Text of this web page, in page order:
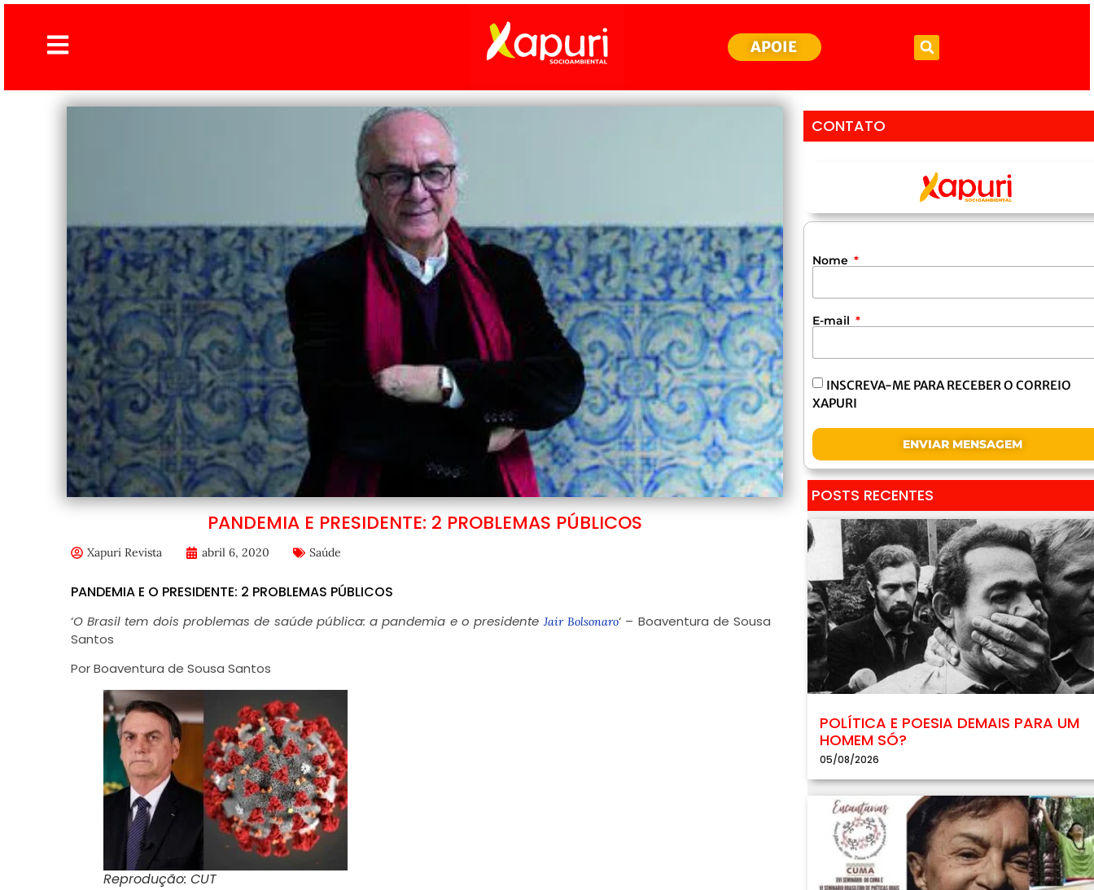
APOIE
PANDEMIA E PRESIDENTE: 2 PROBLEMAS PÚBLICOS
Xapuri Revista abril 6, 2020 Saúde
PANDEMIA E O PRESIDENTE: 2 PROBLEMAS PÚBLICOS
‘O Brasil tem dois problemas de saúde pública: a pandemia e o presidenteJair Bolsonaro‘ – Boaventura de Sousa
Santos
Por Boaventura de Sousa Santos
Reprodução: CUT
CONTATO
Nome
E-mail
INSCREVA-ME PARA RECEBER O CORREIO
XAPURI
ENVIAR MENSAGEM
POSTS RECENTES
POLÍTICA E POESIA DEMAIS PARA UM
HOMEM SÓ?
05/08/2026